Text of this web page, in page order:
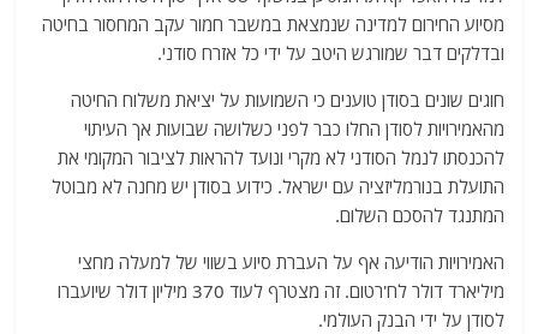
A
p
p
ra
m
b
o
o
k
מסיוע החירום למדינה שנמצאת במשבר חמור עקב המחסור בחיטה
ובדלקים דבר שמורגש היטב על ידי כל אזרח סודני.
חוגים שונים בסודן טוענים כי השמועות על יציאת משלוח החיטה
מהאמירויות לסודן החלו כבר לפני כשלושה שבועות אך העיתוי
להכנסתו לנמל הסודני לא מקרי ונועד להראות לציבור המקומי את
התועלת בנורמליזציה עם ישראל. כידוע בסודן יש מחנה לא מבוטל
המתנגד להסכם השלום.
האמירויות הודיעה אף על העברת סיוע בשווי של למעלה מחצי
מיליארד דולר לח'רטום. זה מצטרף לעוד 370 מיליון דולר שיועברו
לסודן על ידי הבנק העולמי.